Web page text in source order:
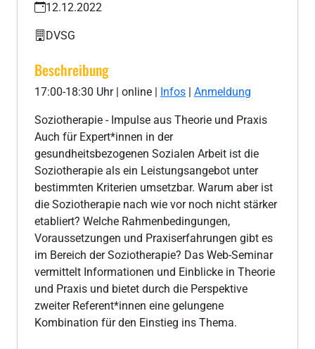
12.12.2022
DVSG
Beschreibung
17:00-18:30 Uhr | online | Infos | Anmeldung
Soziotherapie - Impulse aus Theorie und Praxis
Auch für Expert*innen in der
gesundheitsbezogenen Sozialen Arbeit ist die
Soziotherapie als ein Leistungsangebot unter
bestimmten Kriterien umsetzbar. Warum aber ist
die Soziotherapie nach wie vor noch nicht stärker
etabliert? Welche Rahmenbedingungen,
Voraussetzungen und Praxiserfahrungen gibt es
im Bereich der Soziotherapie? Das Web-Seminar
vermittelt Informationen und Einblicke in Theorie
und Praxis und bietet durch die Perspektive
zweiter Referent*innen eine gelungene
Kombination für den Einstieg ins Thema.